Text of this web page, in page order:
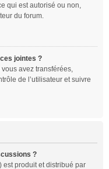
qui est autorisé ou non,
du forum.
jointes ?
avez transférées,
de l’utilisateur et suivre
?
est produit et distribué par